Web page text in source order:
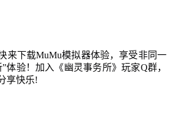
来下载MuMu模拟器体验，享受非同一
体验！加入《幽灵事务所》玩家Q群，
享快乐!